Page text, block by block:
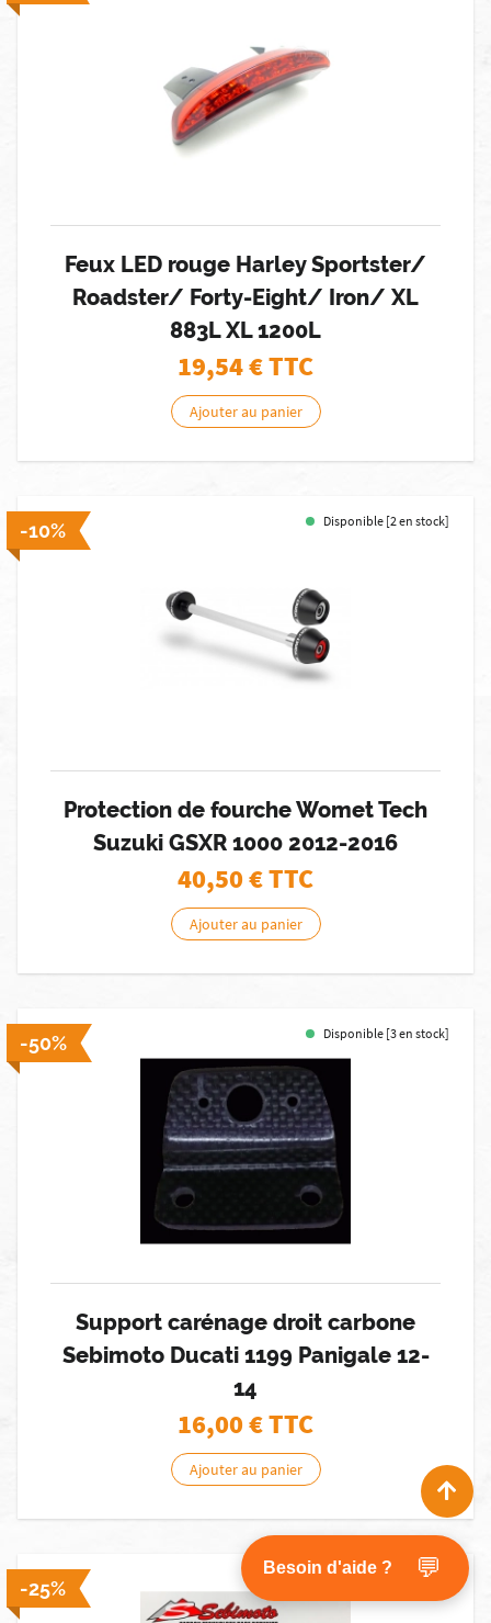
Feux LED rouge Harley Sportster/
Roadster/ Forty-Eight/ Iron/ XL
883L XL 1200L
19,54€ TTC
Ajouter au panier
-10% Disponible [2 en stock]
Protection de fourche Womet Tech
Suzuki GSXR 1000 2012-2016
40,50€ TTC
Ajouter au panier
-50% Disponible [3 en stock]
Support carénage droit carbone
Sebimoto Ducati 1199 Panigale 12-
14
16,00€ TTC
Ajouter au panier
-25% Disponible [1 en stock]
Besoin d'aide ? 💬